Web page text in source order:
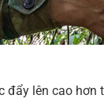
đẩy lên cao hơn